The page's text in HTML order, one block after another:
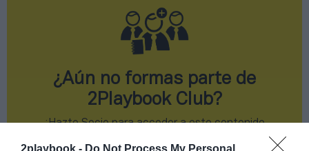
2playbook - Do Not Process My Personal
¿Aún no formas parte de
2Playbook Club?
¡Hazte Socio para acceder a este contenido